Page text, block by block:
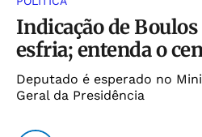
Indicação de
esfria; entenda o
Deputado é esperado no
Geral da Presidência